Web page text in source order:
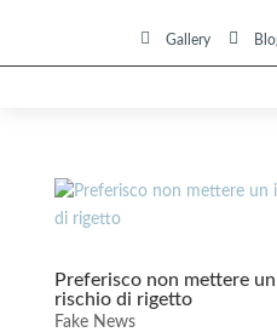
 Gallery 
Preferisco non mettere
rischio di rigetto
Fake News